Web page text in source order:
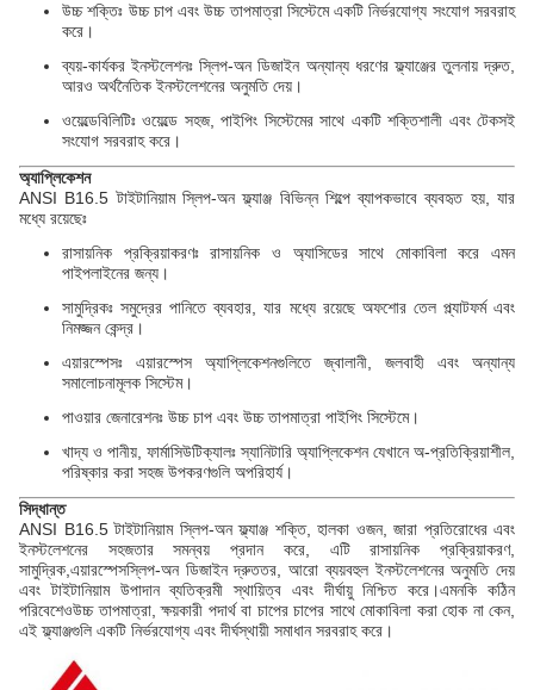
উচ্চ শক্তিঃ উচ্চ চাপ এবং উচ্চ তাপমাত্রা সিস্টেমে একটি নির্ভরযোগ্য সংযোগ সরবরাহ
করে।
ব্যয়-কার্যকর ইনস্টলেশনঃ স্লিপ-অন ডিজাইন অন্যান্য ধরণের ফ্ল্যাঞ্জের তুলনায় দ্রুত,
আরও অর্থনৈতিক ইনস্টলেশনের অনুমতি দেয়।
ওয়েল্ডেবিলিটিঃ ওয়েল্ডে সহজ, পাইপিং সিস্টেমের সাথে একটি শক্তিশালী এবং টেকসই
সংযোগ সরবরাহ করে।
অ্যাপ্লিকেশন
ANSI B16.5 টাইটানিয়াম স্লিপ-অন ফ্ল্যাঞ্জ বিভিন্ন শিল্পে ব্যাপকভাবে ব্যবহৃত হয়, যার
মধ্যে রয়েছেঃ
রাসায়নিক প্রক্রিয়াকরণঃ রাসায়নিক ও অ্যাসিডের সাথে মোকাবিলা করে এমন
পাইপলাইনের জন্য।
সামুদ্রিকঃ সমুদ্রের পানিতে ব্যবহার, যার মধ্যে রয়েছে অফশোর তেল প্ল্যাটফর্ম এবং
নিমজ্জন কেন্দ্র।
এয়ারস্পেসঃ এয়ারস্পেস অ্যাপ্লিকেশনগুলিতে জ্বালানী, জলবাহী এবং অন্যান্য
সমালোচনামূলক সিস্টেম।
পাওয়ার জেনারেশনঃ উচ্চ চাপ এবং উচ্চ তাপমাত্রা পাইপিং সিস্টেমে।
খাদ্য ও পানীয়, ফার্মাসিউটিক্যালঃ স্যানিটারি অ্যাপ্লিকেশন যেখানে অ-প্রতিক্রিয়াশীল,
পরিষ্কার করা সহজ উপকরণগুলি অপরিহার্য।
সিদ্ধান্ত
ANSI B16.5 টাইটানিয়াম স্লিপ-অন ফ্ল্যাঞ্জ শক্তি, হালকা ওজন, জারা প্রতিরোধের এবং
ইনস্টলেশনের সহজতার সমন্বয় প্রদান করে, এটি রাসায়নিক প্রক্রিয়াকরণ,
সামুদ্রিক,এয়ারস্পেসস্লিপ-অন ডিজাইন দ্রুততর, আরো ব্যয়বহুল ইনস্টলেশনের অনুমতি দেয়
এবং টাইটানিয়াম উপাদান ব্যতিক্রমী স্থায়িত্ব এবং দীর্ঘায়ু নিশ্চিত করে।এমনকি কঠিন
পরিবেশেওউচ্চ তাপমাত্রা, ক্ষয়কারী পদার্থ বা চাপের চাপের সাথে মোকাবিলা করা হোক না কেন,
এই ফ্ল্যাঞ্জগুলি একটি নির্ভরযোগ্য এবং দীর্ঘস্থায়ী সমাধান সরবরাহ করে।